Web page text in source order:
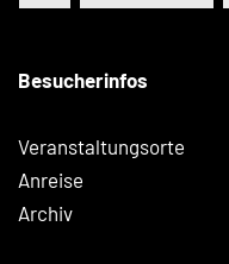
Besucherinfos
Veranstaltungsorte
Anreise
Archiv